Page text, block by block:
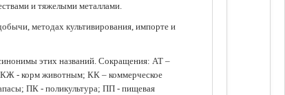
и тяжелыми металлами.
методах культивирования, импорте и
этих названий. Сокращения: АТ –
- корм животным; КК – коммерческое
ПК - поликультура; ПП - пищевая